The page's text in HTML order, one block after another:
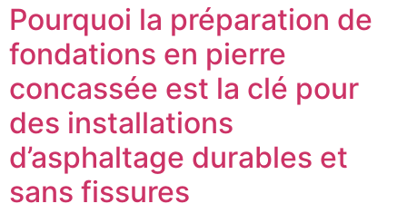
Pourquoi la préparation de
fondations en pierre
concassée est la clé pour
des installations
d’asphaltage durables et
sans fissures